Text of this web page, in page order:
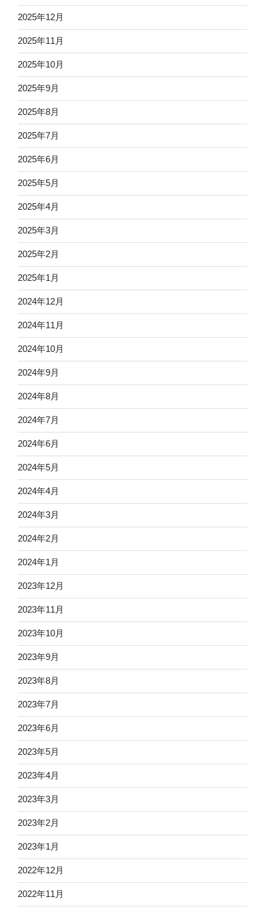
2025年12月
2025年11月
2025年10月
2025年9月
2025年8月
2025年7月
2025年6月
2025年5月
2025年4月
2025年3月
2025年2月
2025年1月
2024年12月
2024年11月
2024年10月
2024年9月
2024年8月
2024年7月
2024年6月
2024年5月
2024年4月
2024年3月
2024年2月
2024年1月
2023年12月
2023年11月
2023年10月
2023年9月
2023年8月
2023年7月
2023年6月
2023年5月
2023年4月
2023年3月
2023年2月
2023年1月
2022年12月
2022年11月